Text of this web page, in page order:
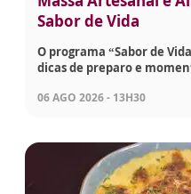
Sabor de Vida
O programa “Sabor de
dicas de preparo e
06 AGO 2026 - 13H30